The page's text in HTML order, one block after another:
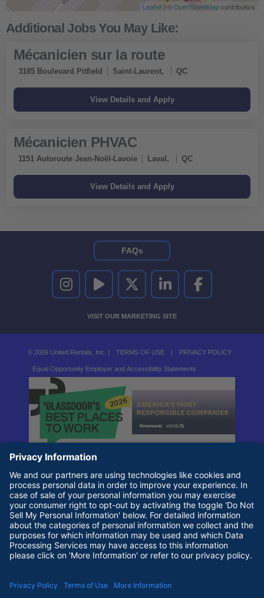
Leaflet | ©OpenStreetMapcontributors
Mécanicien sur la route
3185 Boulevard Pitfield Saint-Laurent, QC
Mécanicien PHVAC
1151 Autoroute Jean-Noël-Lavoie Laval, QC
UNITED RENTALS ON INSTAGRAM
UNITED RENTALS ON YOUTUBE
UNITED RENTALS ON TWITTER
UNITED RENTALS ON LINKEDIN
UNITED RENTALS
VISIT OUR MARKETING SITE
FAQs
© 2026 United Rentals, Inc. | TERMS OF USE | PRIVACY POLICY
Equal Opportunity Employer and Accessibility Statements